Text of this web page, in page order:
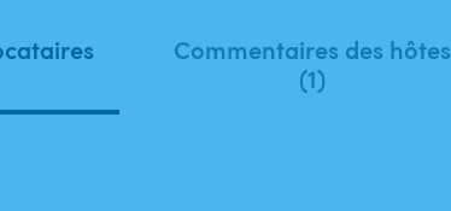
Commentaires des hôtes
(1)